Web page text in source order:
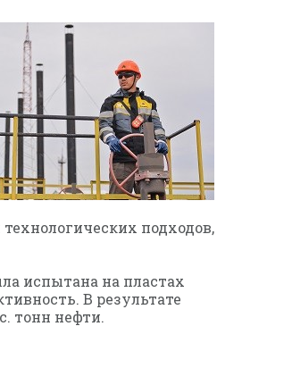
подходов,
испытана на пластах
В результате
тонн нефти.